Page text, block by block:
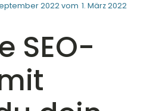
2022 vom 1. März 2022
SEO-